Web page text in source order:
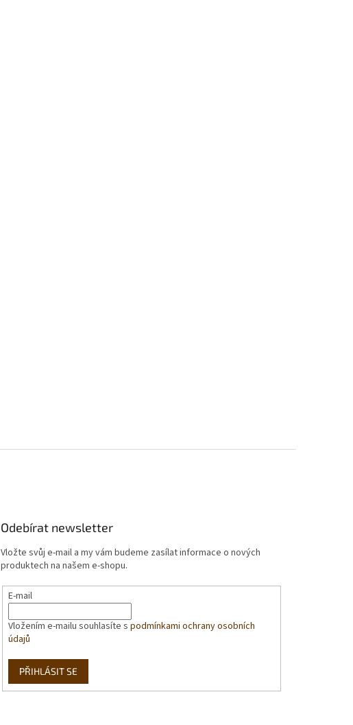
Odebírat newsletter
Vložte svůj e-mail a my vám budeme zasílat informace o nových
produktech na našem e-shopu.
E-mail
Vložením e-mailu souhlasíte spodmínkami ochrany osobních
údajů
PŘIHLÁSIT SE